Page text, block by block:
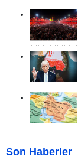
Son Haberler